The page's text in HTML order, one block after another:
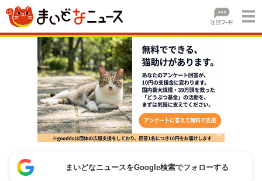
まいどなニュースをGoogle検索でフォローする